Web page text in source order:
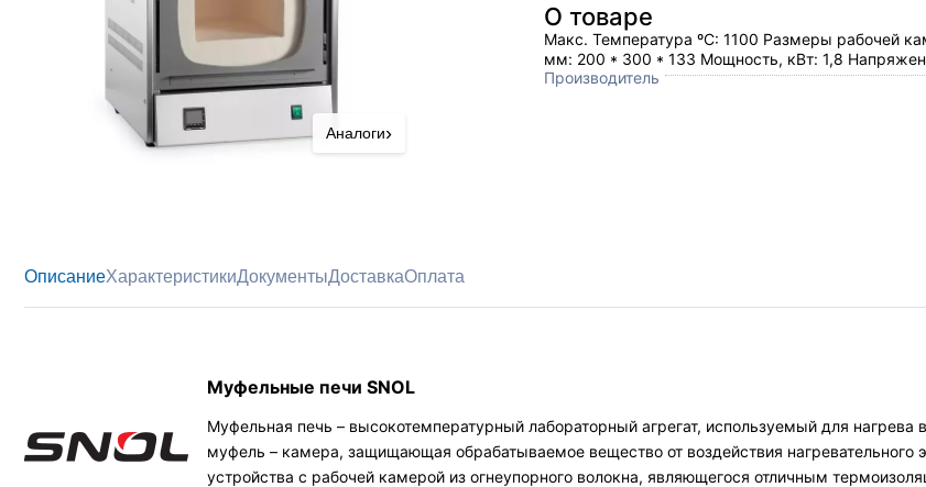
Аналоги›
О товаре
Макс. Температура ºC: 1100 Размеры рабочей
мм: 200 * 300 * 133 Мощность, кВт: 1,8
Производитель
ОписаниеХарактеристикиДокументыДоставкаОплата
Муфельные печи SNOL
Муфельная печь – высокотемпературный лабораторный агрегат, используемый для
муфель – камера, защищающая обрабатываемое вещество от воздействия
устройства с рабочей камерой из огнеупорного волокна, являющегося отличным